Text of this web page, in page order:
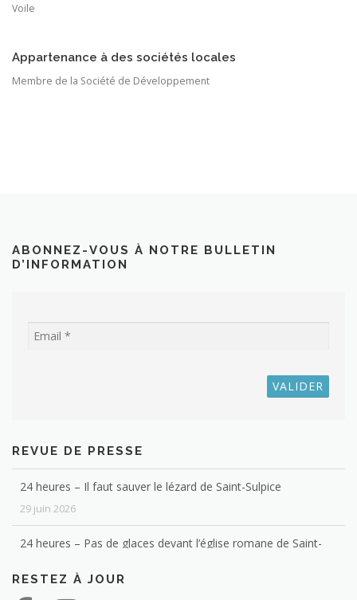
Voile
Appartenance à des sociétés locales
Membre de la Société de Développement
ABONNEZ-VOUS À NOTRE BULLETIN
D’INFORMATION
REVUE DE PRESSE
24 heures – Il faut sauver le lézard de Saint-Sulpice
29 juin 2026
24 heures – Pas de glaces devant l’église romane de Saint-
4 février 2026
RESTEZ À JOUR